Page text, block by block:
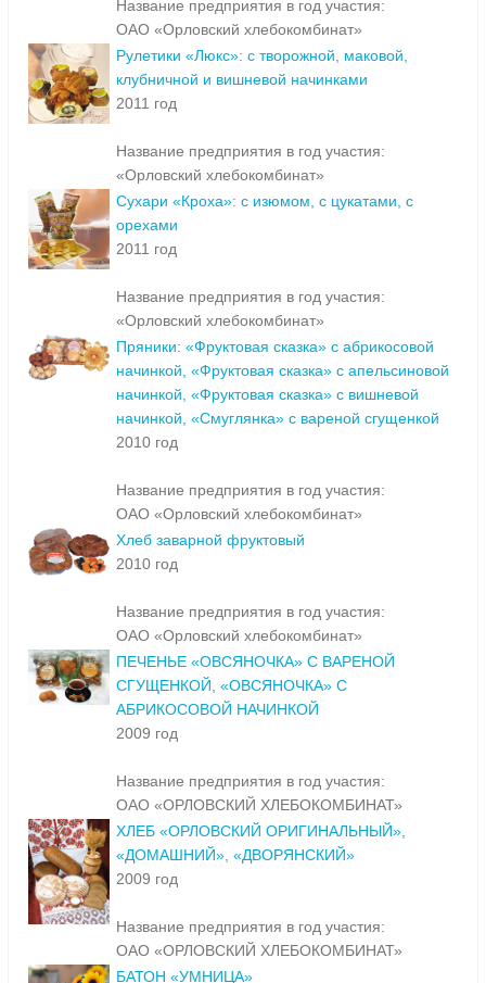
Название предприятия в год участия:
ОАО «Орловский хлебокомбинат»
Рулетики «Люкс»: с творожной, маковой,
клубничной и вишневой начинками
2011 год
Название предприятия в год участия:
«Орловский хлебокомбинат»
Сухари «Кроха»: с изюмом, с цукатами, с
орехами
2011 год
Название предприятия в год участия:
«Орловский хлебокомбинат»
Пряники: «Фруктовая сказка» с абрикосовой
начинкой, «Фруктовая сказка» с апельсиновой
начинкой, «Фруктовая сказка» с вишневой
начинкой, «Смуглянка» с вареной сгущенкой
2010 год
Название предприятия в год участия:
ОАО «Орловский хлебокомбинат»
Хлеб заварной фруктовый
2010 год
Название предприятия в год участия:
ОАО «Орловский хлебокомбинат»
ПЕЧЕНЬЕ «ОВСЯНОЧКА» С ВАРЕНОЙ
СГУЩЕНКОЙ, «ОВСЯНОЧКА» С
АБРИКОСОВОЙ НАЧИНКОЙ
2009 год
Название предприятия в год участия:
ОАО «ОРЛОВСКИЙ ХЛЕБОКОМБИНАТ»
ХЛЕБ «ОРЛОВСКИЙ ОРИГИНАЛЬНЫЙ»,
«ДОМАШНИЙ», «ДВОРЯНСКИЙ»
2009 год
Название предприятия в год участия:
ОАО «ОРЛОВСКИЙ ХЛЕБОКОМБИНАТ»
БАТОН «УМНИЦА»